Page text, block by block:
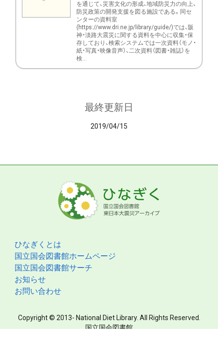
を通じて、災害文化の形成、地域防災力の向上、
防災政策の開発支援を図る施設である。同セ
ンターの資料室
(https://www.dri.ne.jp/library/guide/)では、阪
神・淡路大震災に関する資料を中心に収集・保
存しており、検索システムでは一次資料（モノ・
紙・写真・映像音声）、二次資料（図書・雑誌）を
検...
最終更新日
2019/04/15
ひなぎくとは
国立国会図書館ホームページ
国立国会図書館サーチ
お知らせ
お問い合わせ
Copyright © 2013- National Diet Library. All Rights Reserved.